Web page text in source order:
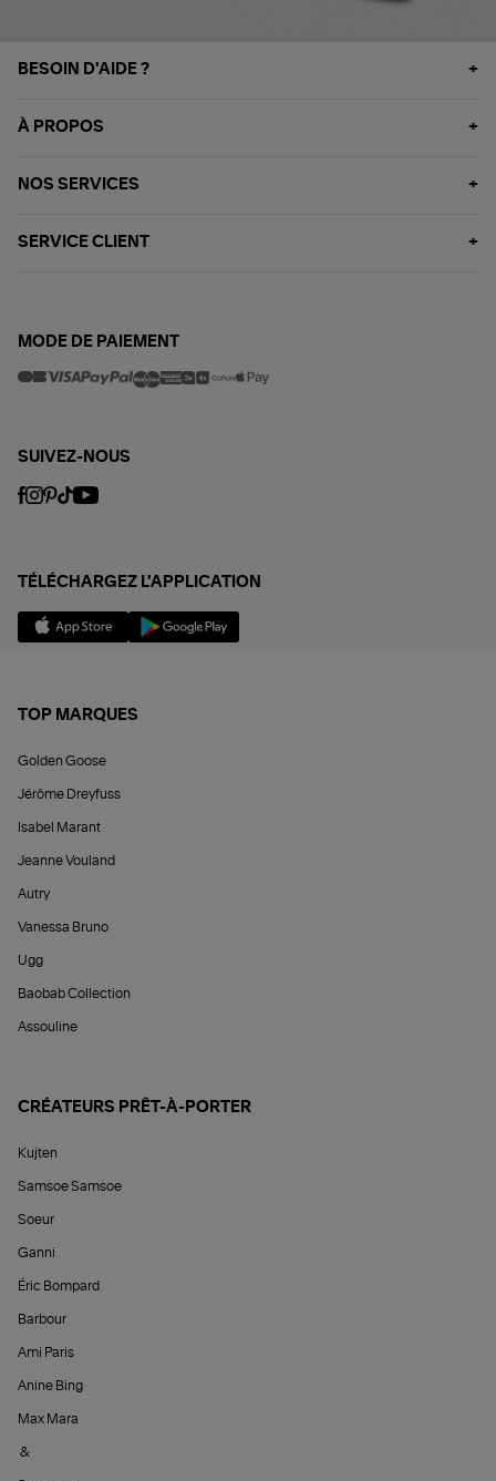
BESOIN D'AIDE ?
À PROPOS
NOS SERVICES
SERVICE CLIENT
MODE DE PAIEMENT
SUIVEZ-NOUS
TÉLÉCHARGEZ L'APPLICATION
TOP MARQUES
Golden Goose
Jérôme Dreyfuss
Isabel Marant
Jeanne Vouland
Autry
Vanessa Bruno
Ugg
Baobab Collection
Assouline
CRÉATEURS PRÊT-À-PORTER
Kujten
Samsoe Samsoe
Soeur
Ganni
Éric Bompard
Barbour
Ami Paris
Anine Bing
Max Mara
&